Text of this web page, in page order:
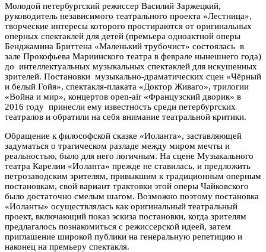
Молодой петербургский режиссер Василий Заржецкий,
руководитель независимого театрального проекта «Лестница»,
творческие интересы которого простираются от оригинальных
оперных спектаклей для детей (премьера одноактной оперы
Бенджамина Бриттена «Маленький трубочист» состоялась в
зале Прокофьева Мариинского театра в феврале нынешнего года)
до интеллектуальных музыкальных спектаклей для искушенных
зрителей. Постановки музыкально-драматических сцен «Чёрный
и белый Гойя», спектакля-плаката «Доктор Живаго», трилогии
«Война и мир», концертов open-air «Французский дворик» в
2016 году принесли ему известность среди петербургских
театралов и обратили на себя внимание театральной критики.
Обращение к философской сказке «Иоланта», заставляющей
задуматься о трагическом разладе между миром мечты и
реальностью, было для него логичным. На сцене Музыкального
театра Карелии «Иоланта» прежде не ставилась, и предложить
петрозаводским зрителям, привыкшим к традиционным оперным
постановкам, свой вариант трактовки этой оперы Чайковского
было достаточно смелым шагом. Возможно поэтому постановка
«Иоланты» осуществлялась как оригинальный театральный
проект, включающий показ эскиза постановки, когда зрителям
предлагалось познакомиться с режиссерской идеей, затем
приглашение широкой публики на генеральную репетицию и
наконец на премьеру спектакля.